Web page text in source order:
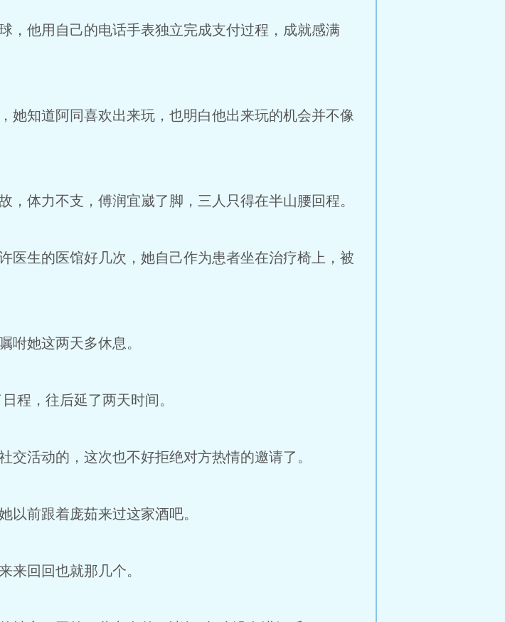
他用自己的电话手表独立完成支付过程，成就感满
知道阿同喜欢出来玩，也明白他出来玩的机会并不像
体力不支，傅润宜崴了脚，三人只得在半山腰回程。
生的医馆好几次，她自己作为患者坐在治疗椅上，被
她这两天多休息。
，往后延了两天时间。
活动的，这次也不好拒绝对方热情的邀请了。
前跟着庞茹来过这家酒吧。
回回也就那几个。